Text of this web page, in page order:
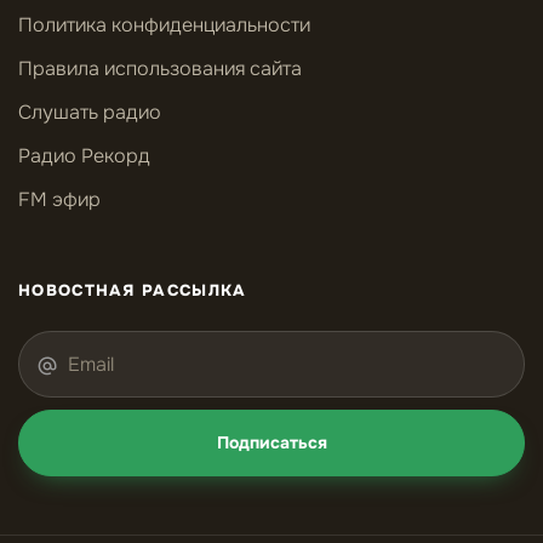
Политика конфиденциальности
Правила использования сайта
Слушать радио
Радио Рекорд
FM эфир
НОВОСТНАЯ РАССЫЛКА
Подписаться